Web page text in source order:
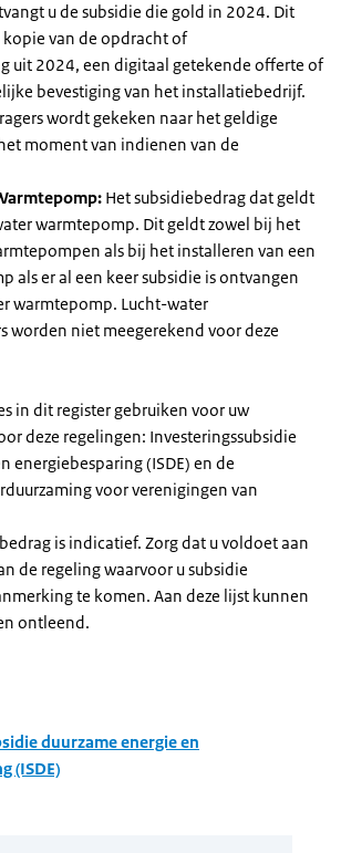
u de subsidie die gold in 2024. Dit
van de opdracht of
uit 2024, een digitaal getekende offerte of
bevestiging van het installatiebedrijf.
wordt gekeken naar het geldige
moment van indienen van de
Het subsidiebedrag dat geldt
warmtepomp. Dit geldt zowel bij het
als bij het installeren van een
als er al een keer subsidie is ontvangen
warmtepomp. Lucht-water
worden niet meegerekend voor deze
in dit register gebruiken voor uw
deze regelingen: Investeringssubsidie
energiebesparing (ISDE) en de
voor verenigingen van
is indicatief. Zorg dat u voldoet aan
de regeling waarvoor u subsidie
te komen. Aan deze lijst kunnen
ontleend.
duurzame energie en
(ISDE)